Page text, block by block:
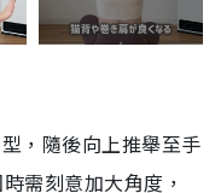
，隨後向上推舉至手
需刻意加大角度，